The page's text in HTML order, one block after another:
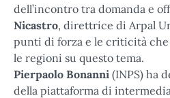
dell’incontro tra domanda e
Nicastro, direttrice di Arpal
punti di forza e le criticità
le regioni su questo tema.
Pierpaolo Bonanni (INPS) ha
della piattaforma di